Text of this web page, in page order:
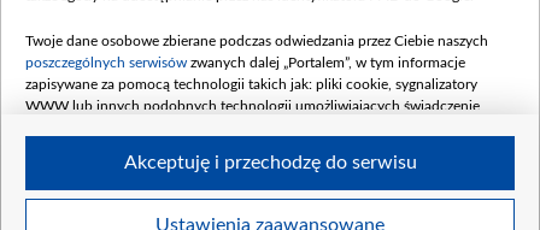
Twoje dane osobowe zbierane podczas odwiedzania przez Ciebie naszych
poszczególnych serwisów zwanych dalej „Portalem”, w tym informacje
zapisywane za pomocą technologii takich jak: pliki cookie, sygnalizatory
WWW lub innych podobnych technologii umożliwiających świadczenie
Twoje dane osobowe zbierane podczas odwiedzania przez Ciebie
Ustawienia zaawansowane
Akceptuję i przechodzę do serwisu